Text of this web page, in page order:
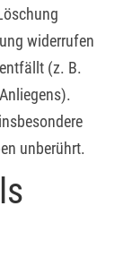
widerrufen
(z. B.
unberührt.